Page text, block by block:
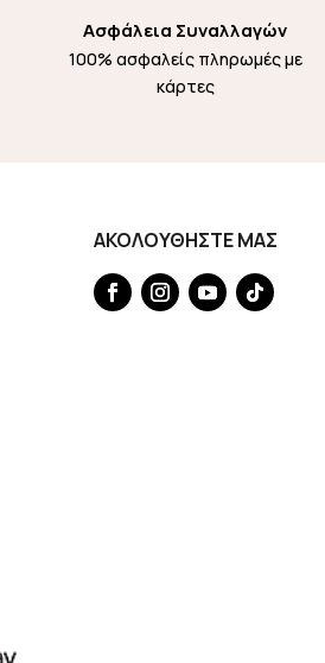
Ασφάλεια Συναλλαγών
100% ασφαλείς πληρωμές με
κάρτες
ΑΚΟΛΟΥΘΗΣΤΕ ΜΑΣ